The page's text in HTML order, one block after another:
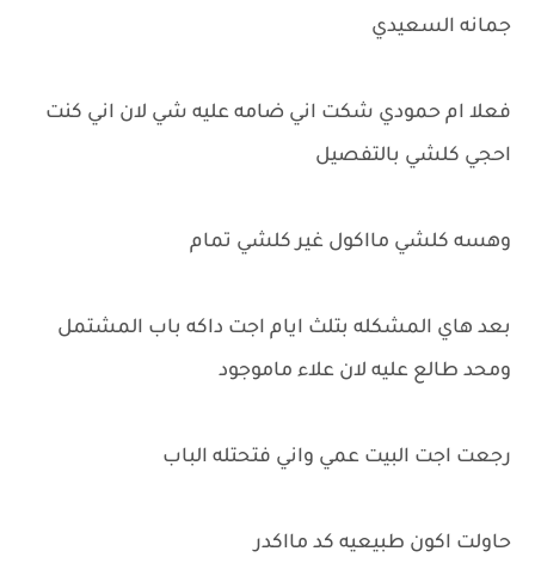
جمانه السعيدي
فعلا ام حمودي شكت اني ضامه عليه شي لان اني كنت
احجي كلشي بالتفصيل
وهسه كلشي مااكول غير كلشي تمام
بعد هاي المشكله بتلث ايام اجت داكه باب المشتمل
ومحد طالع عليه لان علاء ماموجود
رجعت اجت البيت عمي واني فتحتله الباب
حاولت اكون طبيعيه كد مااكدر